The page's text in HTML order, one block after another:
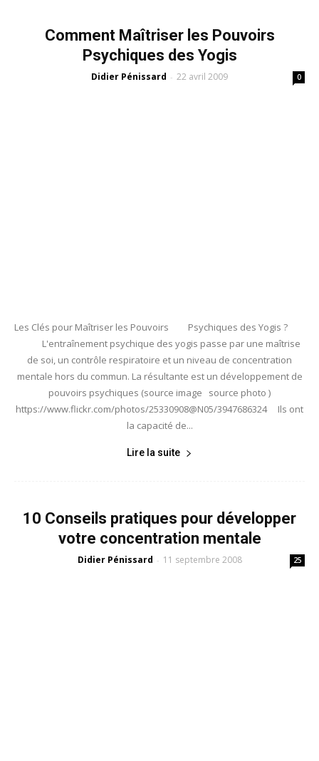
Comment Maîtriser les Pouvoirs
Psychiques des Yogis
Didier Pénissard - 22 avril 2009 0
Les Clés pour Maîtriser les Pouvoirs Psychiques des Yogis ?
L'entraînement psychique des yogis passe par une maîtrise
de soi, un contrôle respiratoire et un niveau de concentration
mentale hors du commun. La résultante est un développement de
pouvoirs psychiques (source image source photo )
https://www.flickr.com/photos/25330908@N05/3947686324 Ils ont
la capacité de...
Lire la suite
10 Conseils pratiques pour développer
votre concentration mentale
Didier Pénissard - 11 septembre 2008 25